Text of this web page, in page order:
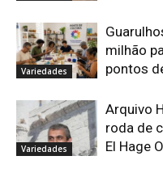
Variedades
milhão
pontos
Variedades
Arquivo
roda de
El Hage